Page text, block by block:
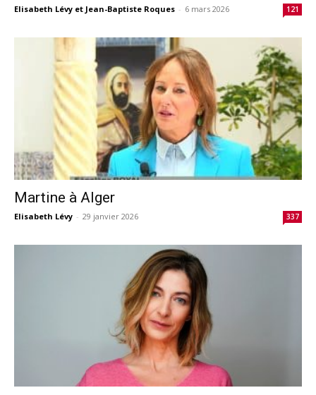
Elisabeth Lévy et Jean-Baptiste Roques - 6 mars 2026 121
Martine à Alger
Elisabeth Lévy - 29 janvier 2026 337